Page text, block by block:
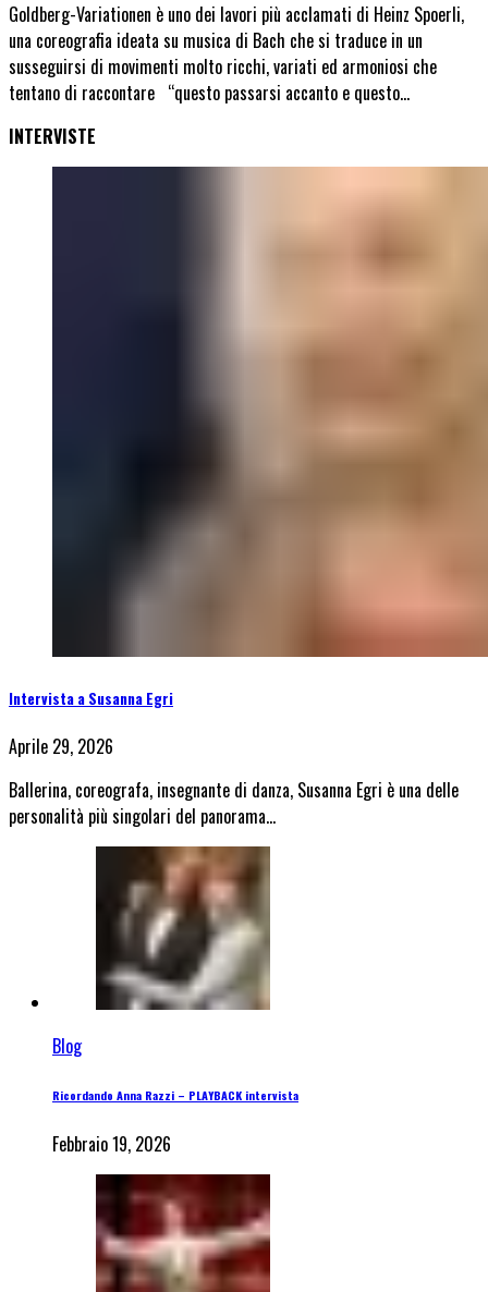
Goldberg-Variationen è uno dei lavori più acclamati di Heinz Spoerli,
una coreografia ideata su musica di Bach che si traduce in un
susseguirsi di movimenti molto ricchi, variati ed armoniosi che
tentano di raccontare “questo passarsi accanto e questo…
INTERVISTE
Intervista a Susanna Egri
Aprile 29, 2026
Ballerina, coreografa, insegnante di danza, Susanna Egri è una delle
personalità più singolari del panorama…
Blog
Ricordando Anna Razzi – PLAYBACK intervista
Febbraio 19, 2026